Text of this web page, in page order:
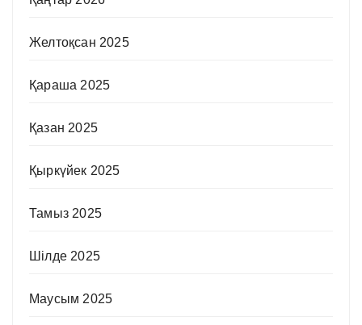
Желтоқсан 2025
Қараша 2025
Қазан 2025
Қыркүйек 2025
Тамыз 2025
Шілде 2025
Маусым 2025